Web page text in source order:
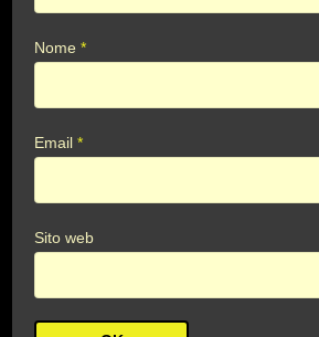
Nome*
Email*
Sito web